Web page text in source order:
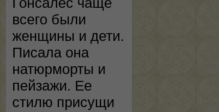
всего были
женщины и дети.
Писала она
натюрморты и
пейзажи. Ее
стилю присущи